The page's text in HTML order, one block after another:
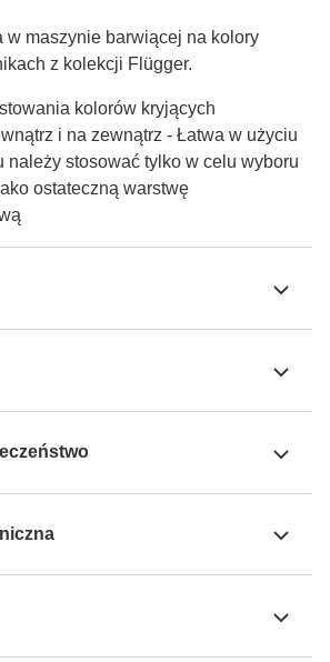
w maszynie barwiącej na kolory
z kolekcji Flügger.
kolorów kryjących
i na zewnątrz - Łatwa w użyciu
należy stosować tylko w celu wyboru
ostateczną warstwę